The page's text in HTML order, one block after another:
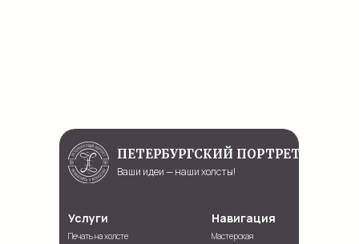
ПЕТЕРБУРГСКИЙ ПОРТРЕТ
Ваши идеи — наши холсты!
Услуги
Печать на холсте
Навигация
Мастерская